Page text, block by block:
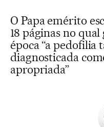
O Papa emérito
18 páginas no
época “a pedofilia
diagnosticada
apropriada”